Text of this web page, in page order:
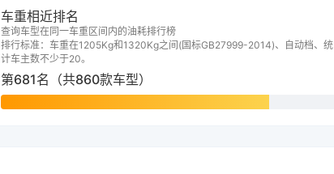
车重相近排名
查询车型在同一车重区间内的油耗排行榜
排行标准：车重在1205Kg和1320Kg之间(国标GB27999-2014)、自动档、统
计车主数不少于20。
第681名（共860款车型）